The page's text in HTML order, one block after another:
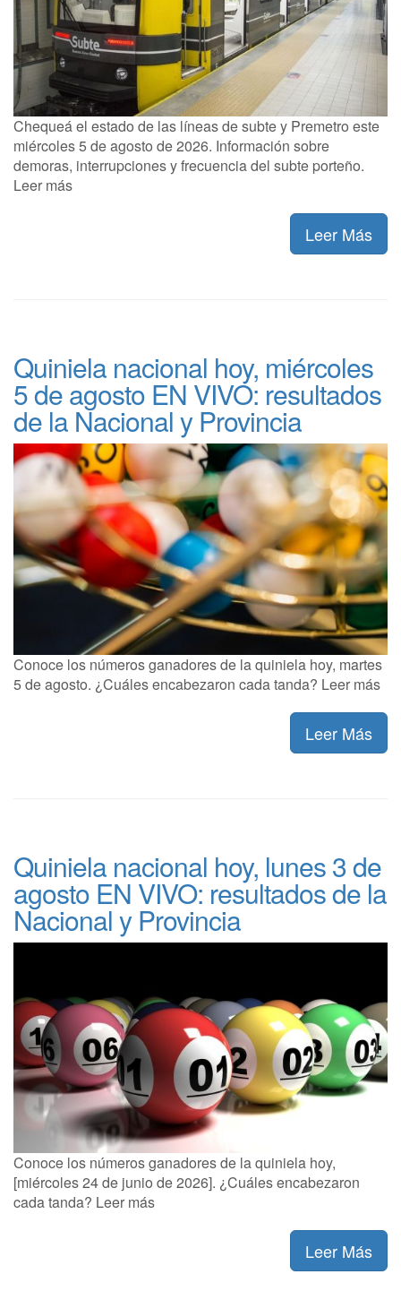
Chequeá el estado de las líneas de subte y Premetro este
miércoles 5 de agosto de 2026. Información sobre
demoras, interrupciones y frecuencia del subte porteño.
Leer más
Leer Más
Quiniela nacional hoy, miércoles
5 de agosto EN VIVO: resultados
de la Nacional y Provincia
Conoce los números ganadores de la quiniela hoy, martes
5 de agosto. ¿Cuáles encabezaron cada tanda? Leer más
Leer Más
Quiniela nacional hoy, lunes 3 de
agosto EN VIVO: resultados de la
Nacional y Provincia
Conoce los números ganadores de la quiniela hoy,
[miércoles 24 de junio de 2026]. ¿Cuáles encabezaron
cada tanda? Leer más
Leer Más